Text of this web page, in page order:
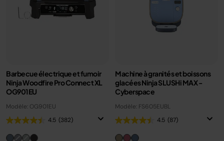
Barbecue électrique et fumoir
Ninja Woodfire Pro Connect XL
OG901EU
Modèle: OG901EU
4.5 (382)
Machine à granités et boissons
glacées Ninja SLUSHi MAX -
Cyberspace
Modèle: FS605EUBL
4.5 (87)